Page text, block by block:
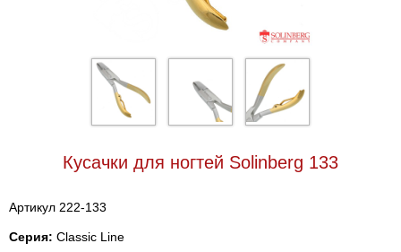
Кусачки для ногтей Solinberg 133
Артикул 222-133
Серия: Classic Line